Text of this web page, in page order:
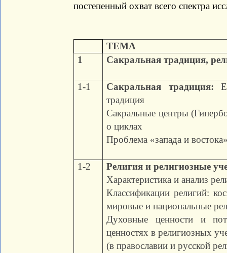
постепенный охват всего спектра
ТЕМА
1
Сакральная традиция,
1-1 Сакральная традиция:
традиция
Сакральные центры
о циклах
Проблема «запада и
1-2
Религия и религиозные
Характеристика и анализ
Классификации религий:
мировые и национальные
Духовные ценности и
ценностях в религиозных
(в православии и русской